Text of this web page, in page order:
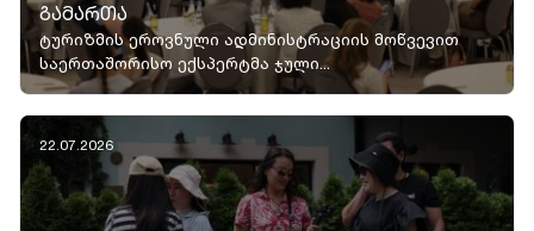
ᲒᲐᲛᲐᲠᲗᲐ
ტურიზმის ეროვნული ადმინისტრაციის მოწვევით
საერთაშორისო ექსპერტმა ჯული...
22.07.2026